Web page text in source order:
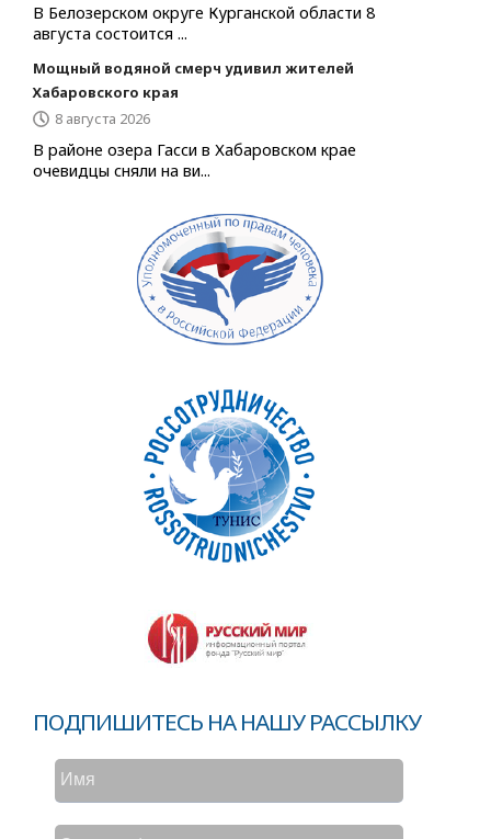
В Белозерском округе Курганской области 8
августа состоится ...
Мощный водяной смерч удивил жителей
Хабаровского края
8 августа 2026
В районе озера Гасси в Хабаровском крае
очевидцы сняли на ви...
ПОДПИШИТЕСЬ НА НАШУ РАССЫЛКУ